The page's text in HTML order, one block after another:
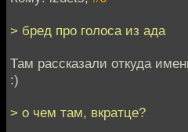
> бред про голоса из ада
Там рассказали откуда
:)
> о чем там, вкратце?